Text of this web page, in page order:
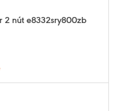
2 nút e8332sry800zb